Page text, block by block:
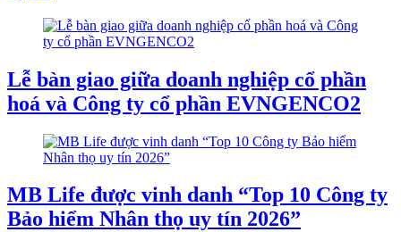
Lễ bàn giao giữa doanh nghiệp cổ phần
hoá và Công ty cổ phần EVNGENCO2
MB Life được vinh danh “Top 10 Công ty
Bảo hiểm Nhân thọ uy tín 2026”